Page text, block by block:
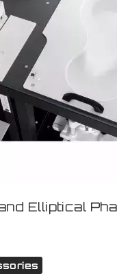
Elliptical